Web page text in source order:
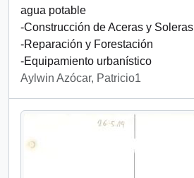
agua potable
-Construcción de Aceras y Soleras
-Reparación y Forestación
-Equipamiento urbanístico
Aylwin Azócar, Patricio1